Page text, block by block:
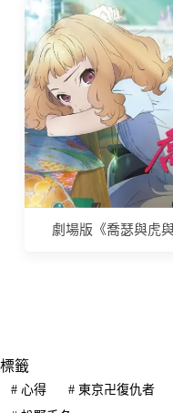
劇場版《喬瑟與虎
標籤
#心得 #東京卍復仇者